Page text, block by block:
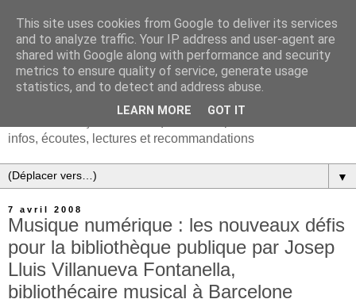
infos, écoutes, lectures et recommandations
▼
7 avril 2008
Musique numérique : les nouveaux défis
pour la bibliothèque publique par Josep
Lluis Villanueva Fontanella,
bibliothécaire musical à Barcelone
This site uses cookies from Google to deliver its services
and to analyze traffic. Your IP address and user-agent are
shared with Google along with performance and security
metrics to ensure quality of service, generate usage
statistics, and to detect and address abuse.
LEARN MORE GOT IT